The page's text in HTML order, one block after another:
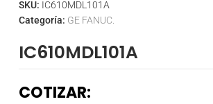
SKU: IC610MDL101A
Categoría: GE FANUC.
IC610MDL101A
COTIZAR: